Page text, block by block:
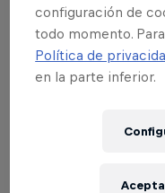
configuración de
todo momento.
Política de
en la parte inferior.